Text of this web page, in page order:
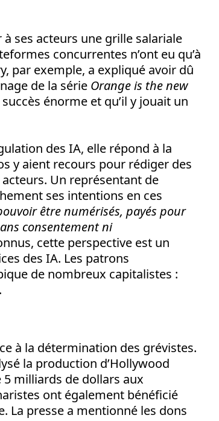
ses acteurs une grille salariale
concurrentes n’ont eu qu’à
par exemple, a expliqué avoir dû
de la série Orange is the new
énorme et qu’il y jouait un
des IA, elle répond à la
y aient recours pour rédiger des
Un représentant de
ses intentions en ces
être numérisés, payés pour
consentement ni
cette perspective est un
des IA. Les patrons
de nombreux capitalistes :
à la détermination des grévistes.
la production d’Hollywood
milliards de dollars aux
ont également bénéficié
La presse a mentionné les dons